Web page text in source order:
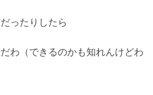
ったりしたら
わ（できるのかも知れんけどわ